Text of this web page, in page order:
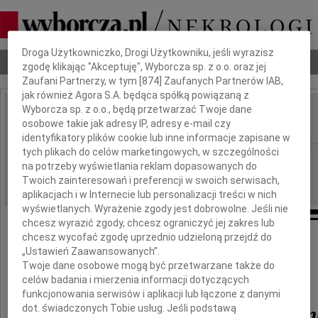
Nekrologi Odeszli Poradnik pogrzebowy
IMIĘ I NAZWISKO: Bronisław Geremek
REGION: cała Polska
DATA EMISJI: 19.07.2008
żegnamy
Dbamy o Twoją prywatność
Droga Użytkowniczko, Drogi Użytkowniku, jeśli wyrazisz
zgodę klikając "Akceptuję", Wyborcza sp. z o.o. oraz jej
Zaufani Partnerzy, w tym [874 ] Zaufanych Partnerów IAB,
jak również Agora S.A. będąca spółką powiązaną z
Wyborcza sp. z o.o., będą przetwarzać Twoje dane
osobowe takie jak adresy IP, adresy e-mail czy
identyfikatory plików cookie lub inne informacje zapisane w
tych plikach do celów marketingowych, w szczególności
na potrzeby wyświetlania reklam dopasowanych do
Twoich zainteresowań i preferencji w swoich serwisach,
aplikacjach i w Internecie lub personalizacji treści w nich
wyświetlanych. Wyrażenie zgody jest dobrowolne. Jeśli nie
chcesz wyrazić zgody, chcesz ograniczyć jej zakres lub
chcesz wycofać zgodę uprzednio udzieloną przejdź do
„Ustawień Zaawansowanych”.
Twoje dane osobowe mogą być przetwarzane także do
celów badania i mierzenia informacji dotyczących
funkcjonowania serwisów i aplikacji lub łączone z danymi
dot. świadczonych Tobie usług. Jeśli podstawą